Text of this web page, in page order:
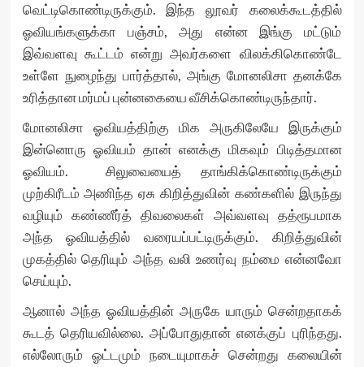
வெட்டிகொண்டிருக்கும். இந்த லூவர் கலைக்கூடத்தில்
ஓவியங்களுக்கா பஞ்சம், அது என்ன இங்கு மட்டும்
இவ்வளவு கூட்டம் என்று அவர்களை விலக்கிகொண்டே
உள்ளே நுழைந்து பார்த்தால், அங்கு மோனலிசா தனக்கே
உரித்தான மர்மப் புன்னகையை வீசிக்கொண்டிருந்தார்.
மோனலிசா ஓவியத்திற்கு மிக அருகிலேயே இருக்கும்
இன்னொரு ஓவியம் தான் எனக்கு மிகவும் பிடித்தமான
ஓவியம். சிலுவையைத் தாங்கிக்கொண்டிருக்கும்
முற்கிரீடம் அணிந்த ஏசு கிறித்துவின் கண்களில் இருந்து
வழியும் கண்ணீர்த் திவலைகள் அவ்வளவு தத்ரூபமாக
அந்த ஓவியத்தில் வரையப்பட்டிருக்கும். கிறித்துவின்
முகத்தில் தெரியும் அந்த வலி உணர்வு நம்மை என்னவோ
செய்யும்.
ஆனால் அந்த ஓவியத்தின் அருகே யாரும் சென்றதாகக்
கூடத் தெரியவில்லை. அப்போதுதான் எனக்குப் புரிந்தது.
எல்லோரும் ஓட்டமும் நடையுமாகச் சென்றது கலையின்